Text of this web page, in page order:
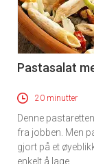
Pastasalat
20 minutter
Denne
fra jobben. Men
gjort på et
enkelt å lage.